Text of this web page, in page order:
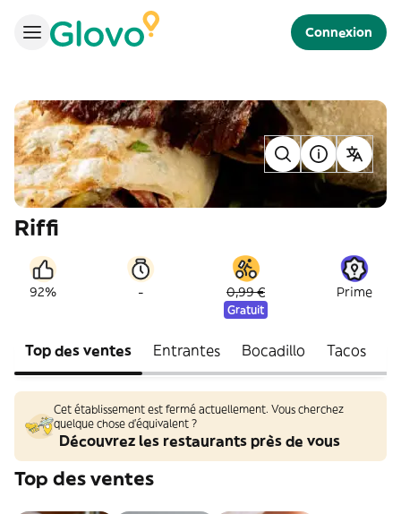
Connexion
Riffi
92% - 0,99 €
Gratuit
Prime
Top des ventes Entrantes Bocadillo Tacos
Cet établissement est fermé actuellement. Vous cherchez
quelque chose d'équivalent ?
Découvrez les restaurants près de vous
Top des ventes